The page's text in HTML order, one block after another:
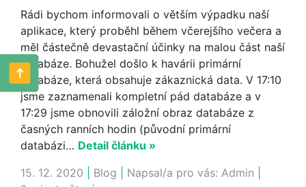
Rádi bychom informovali o větším výpadku naší
aplikace, který proběhl během včerejšího večera a
měl částečně devastační účinky na malou část naší
databáze. Bohužel došlo k havárii primární
databáze, která obsahuje zákaznická data. V 17:10
jsme zaznamenali kompletní pád databáze a v
17:29 jsme obnovili záložní obraz databáze z
časných ranních hodin (původní primární
databázi… Detail článku »
15. 12. 2020
Blog Napsal/a pro vás: Admin